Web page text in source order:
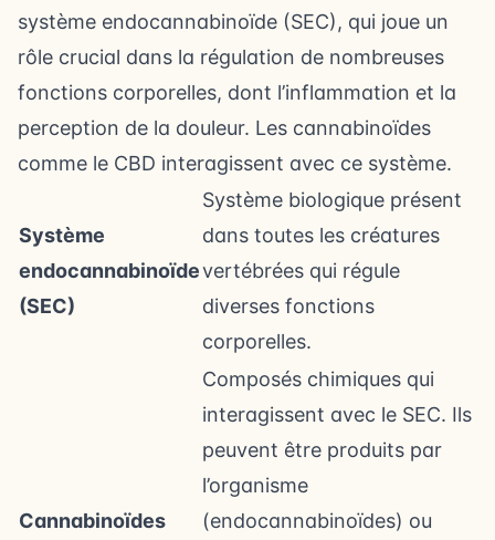
système endocannabinoïde (SEC), qui joue un
rôle crucial dans la régulation de nombreuses
fonctions corporelles, dont l’inflammation et la
perception de la douleur. Les cannabinoïdes
comme le CBD interagissent avec ce système.
Système
endocannabinoïde
(SEC)
Système biologique présent
dans toutes les créatures
vertébrées qui régule
diverses fonctions
corporelles.
Cannabinoïdes
Composés chimiques qui
interagissent avec le SEC. Ils
peuvent être produits par
l’organisme
(endocannabinoïdes) ou